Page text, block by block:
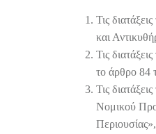
Τις
και
Τις
το άρθρο 84
Τις
Νομικού